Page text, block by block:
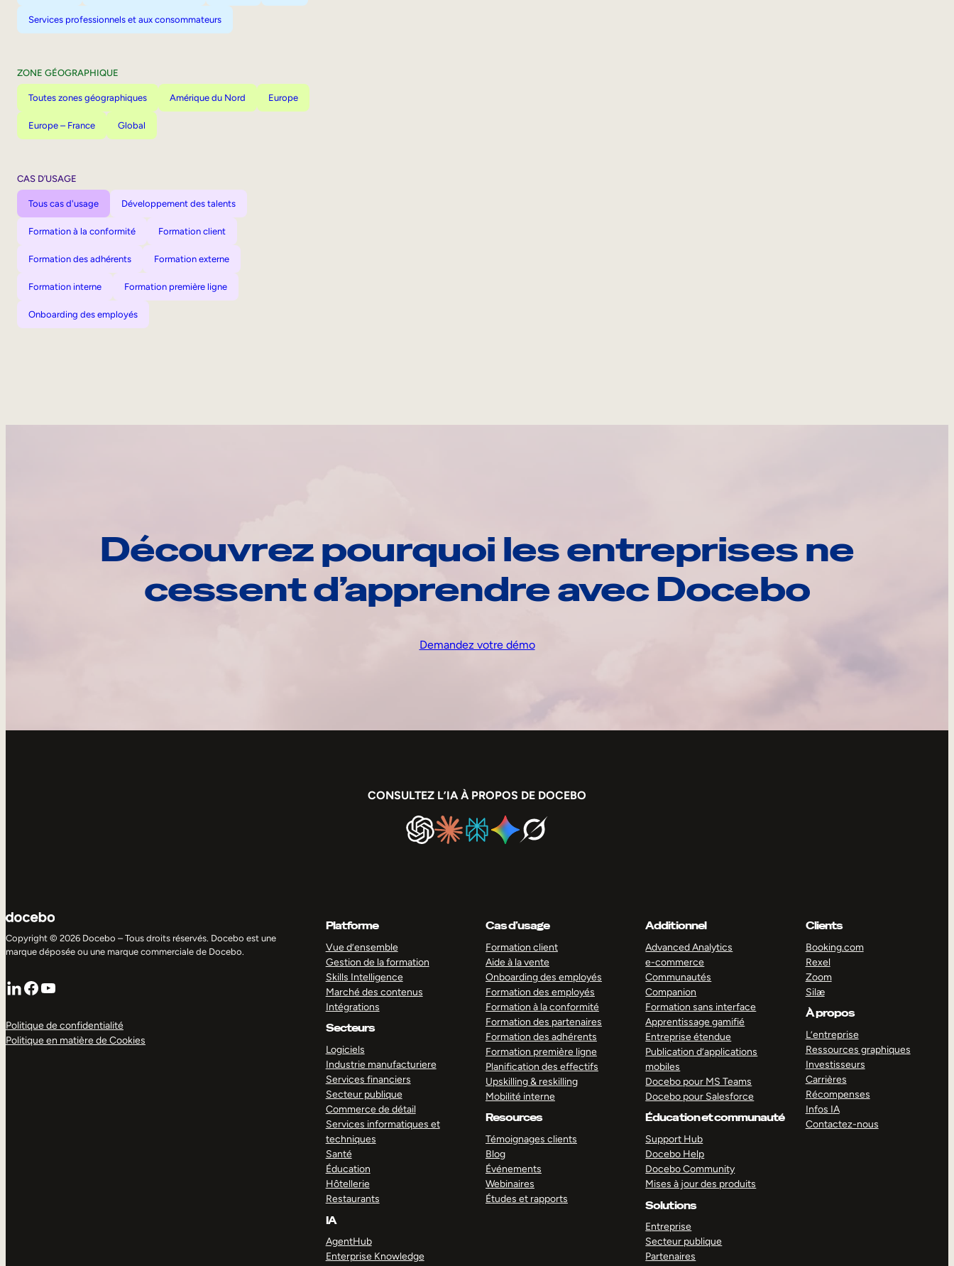
Services professionnels et aux consommateurs
ZONE GÉOGRAPHIQUE
Toutes zones géographiques Amérique du Nord Europe
Europe – France Global
CAS D’USAGE
Tous cas d'usage Développement des talents
Formation à la conformité Formation client
Formation des adhérents Formation externe
Formation interne Formation première ligne
Onboarding des employés
Découvrez pourquoi les entreprises ne
cessent d’apprendre avec Docebo
Demandez votre démo
CONSULTEZ L’IA À PROPOS DE DOCEBO
Copyright © 2026 Docebo – Tous droits réservés. Docebo est une
marque déposée ou une marque commerciale de Docebo.
LinkedIn
Facebook
YouTube
Politique de confidentialité
Politique en matière de Cookies
Platforme
Vue d’ensemble
Gestion de la formation
Skills Intelligence
Marché des contenus
Intégrations
Secteurs
Logiciels
Industrie manufacturiere
Services financiers
Secteur publique
Commerce de détail
Services informatiques et
techniques
Santé
Éducation
Hôtellerie
Restaurants
IA
AgentHub
Enterprise Knowledge
Cas d’usage
Formation client
Aide à la vente
Onboarding des employés
Formation des employés
Formation à la conformité
Formation des partenaires
Formation des adhérents
Formation première ligne
Planification des effectifs
Upskilling & reskilling
Mobilité interne
Resources
Témoignages clients
Blog
Événements
Webinaires
Études et rapports
Additionnel
Advanced Analytics
e-commerce
Communautés
Companion
Formation sans interface
Apprentissage gamifié
Entreprise étendue
Publication d’applications
mobiles
Docebo pour MS Teams
Docebo pour Salesforce
Éducation et communauté
Support Hub
Docebo Help
Docebo Community
Mises à jour des produits
Solutions
Entreprise
Secteur publique
Partenaires
Clients
Booking.com
Rexel
Zoom
Silæ
À propos
L’entreprise
Ressources graphiques
Investisseurs
Carrières
Récompenses
Infos IA
Contactez-nous